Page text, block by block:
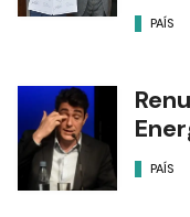
PAÍS
PAÍS